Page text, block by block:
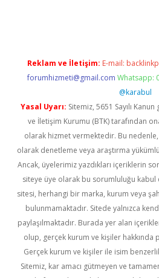
Reklam ve İletişim: E-mail:
forumhizmeti@gmail.com Whatsapp:
@karabul
Yasal Uyarı: Sitemiz, 5651 Sayılı
ve İletişim Kurumu (BTK) tarafından
olarak hizmet vermektedir. Bu
olarak denetleme veya araştırma
Ancak, üyelerimiz yazdıkları içeriklerin
siteye üye olarak bu sorumluluğu kabul
sitesi, herhangi bir marka, kurum veya
bulunmamaktadır. Sitede yalnızca
paylaşılmaktadır. Burada yer alan
olup, gerçek kurum ve kişiler hakkında
Gerçek kurum ve kişiler ile isim
Sitemiz, kar amacı gütmeyen ve